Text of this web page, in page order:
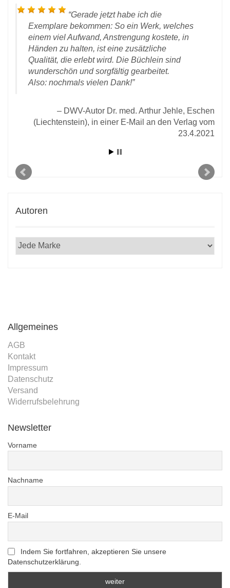
Gerade jetzt habe ich die
Exemplare bekommen: So ein Werk, welches
einem viel Aufwand, Anstrengung kostete, in
Händen zu halten, ist eine zusätzliche
Qualität, die erlebt wird. Die Büchlein sind
wunderschön und sorgfältig gearbeitet.
Also: nochmals vielen Dank!
DWV-Autor Dr. med. Arthur Jehle, Eschen
(Liechtenstein), in einer E-Mail an den Verlag vom
23.4.2021
Autoren
Allgemeines
AGB
Kontakt
Impressum
Datenschutz
Versand
Widerrufsbelehrung
Newsletter
Vorname
Nachname
E-Mail
Indem Sie fortfahren, akzeptieren Sie unsere
Datenschutzerklärung.